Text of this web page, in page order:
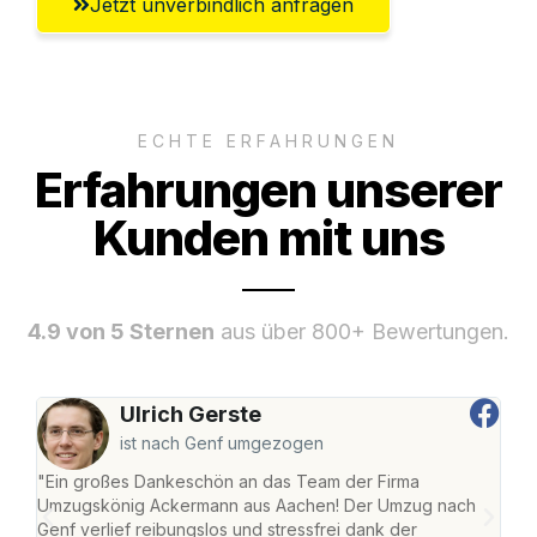
ECHTE ERFAHRUNGEN
Erfahrungen unserer
Kunden mit uns
4.9 von 5 Sternen aus über 800+ Bewertungen.
Ulrich Gerste
ist nach Genf umgezogen
"Ein großes Dankeschön an das Team der Firma
Umzugskönig Ackermann aus Aachen! Der Umzug nach
Genf verlief reibungslos und stressfrei dank der